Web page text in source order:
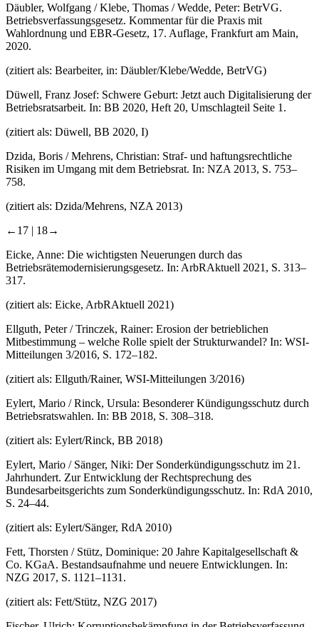
Däubler, Wolfgang / Klebe, Thomas / Wedde, Peter: BetrVG.
Betriebsverfassungsgesetz. Kommentar für die Praxis mit
Wahlordnung und EBR-Gesetz, 17. Auflage, Frankfurt am Main,
2020.
(zitiert als: Bearbeiter, in: Däubler/Klebe/Wedde, BetrVG)
Düwell, Franz Josef: Schwere Geburt: Jetzt auch Digitalisierung der
Betriebsratsarbeit. In: BB 2020, Heft 20, Umschlagteil Seite 1.
(zitiert als: Düwell, BB 2020, I)
Dzida, Boris / Mehrens, Christian: Straf- und haftungsrechtliche
Risiken im Umgang mit dem Betriebsrat. In: NZA 2013, S. 753–
758.
(zitiert als: Dzida/Mehrens, NZA 2013)
←17 | 18→
Eicke, Anne: Die wichtigsten Neuerungen durch das
Betriebsrätemodernisierungsgesetz. In: ArbRAktuell 2021, S. 313–
317.
(zitiert als: Eicke, ArbRAktuell 2021)
Ellguth, Peter / Trinczek, Rainer: Erosion der betrieblichen
Mitbestimmung – welche Rolle spielt der Strukturwandel? In: WSI-
Mitteilungen 3/2016, S. 172–182.
(zitiert als: Ellguth/Rainer, WSI-Mitteilungen 3/2016)
Eylert, Mario / Rinck, Ursula: Besonderer Kündigungsschutz durch
Betriebsratswahlen. In: BB 2018, S. 308–318.
(zitiert als: Eylert/Rinck, BB 2018)
Eylert, Mario / Sänger, Niki: Der Sonderkündigungsschutz im 21.
Jahrhundert. Zur Entwicklung der Rechtsprechung des
Bundesarbeitsgerichts zum Sonderkündigungsschutz. In: RdA 2010,
S. 24–44.
(zitiert als: Eylert/Sänger, RdA 2010)
Fett, Thorsten / Stütz, Dominique: 20 Jahre Kapitalgesellschaft &
Co. KGaA. Bestandsaufnahme und neuere Entwicklungen. In:
NZG 2017, S. 1121–1131.
(zitiert als: Fett/Stütz, NZG 2017)